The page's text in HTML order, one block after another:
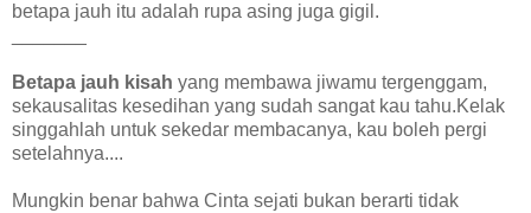
betapa jauh itu adalah rupa asing juga gigil.
Betapa jauh kisah yang membawa jiwamu tergenggam,
sekausalitas kesedihan yang sudah sangat kau tahu.Kelak
singgahlah untuk sekedar membacanya, kau boleh pergi
setelahnya....
Mungkin benar bahwa Cinta sejati bukan berarti tidak